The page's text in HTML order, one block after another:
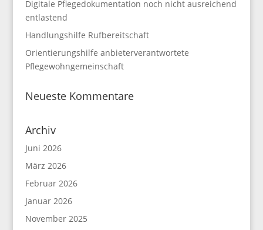
Digitale Pflegedokumentation noch nicht ausreichend
entlastend
Handlungshilfe Rufbereitschaft
Orientierungshilfe anbieterverantwortete
Pflegewohngemeinschaft
Neueste Kommentare
Archiv
Juni 2026
März 2026
Februar 2026
Januar 2026
November 2025